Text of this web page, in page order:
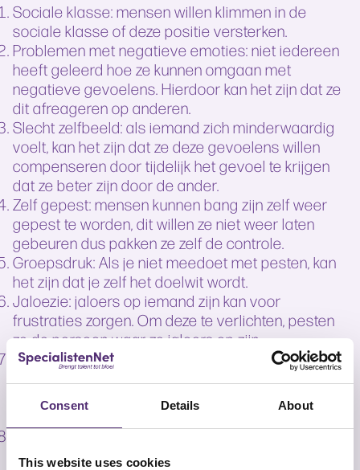
Consent Details About
This website uses cookies
Sociale klasse: mensen willen klimmen in de
sociale klasse of deze positie versterken.
Problemen met negatieve emoties: niet iedereen
heeft geleerd hoe ze kunnen omgaan met
negatieve gevoelens. Hierdoor kan het zijn dat ze
dit afreageren op anderen.
Slecht zelfbeeld: als iemand zich minderwaardig
voelt, kan het zijn dat ze deze gevoelens willen
compenseren door tijdelijk het gevoel te krijgen
dat ze beter zijn door de ander.
Zelf gepest: mensen kunnen bang zijn zelf weer
gepest te worden, dit willen ze niet weer laten
gebeuren dus pakken ze zelf de controle.
Groepsdruk: Als je niet meedoet met pesten, kan
het zijn dat je zelf het doelwit wordt.
Jaloezie: jaloers op iemand zijn kan voor
frustraties zorgen. Om deze te verlichten, pesten
ze de persoon waar ze jaloers op zijn.
Eenzaamheid: ieder mens heeft liefde en
aandacht nodig. Als ze dit niet in de positieve
vorm kunnen krijgen, vragen ze het in de vorm van
negatieve aandacht.
Opvoeding: Het kan ook zijn dat iemand nooit op
een positieve manier heeft leren omgaan met